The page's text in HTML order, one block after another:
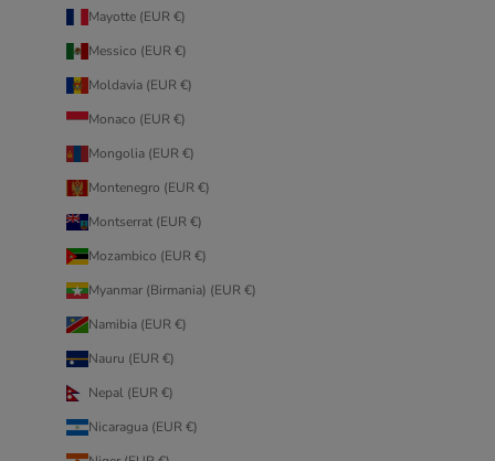
Mayotte (EUR €)
Messico (EUR €)
Moldavia (EUR €)
Monaco (EUR €)
Mongolia (EUR €)
Montenegro (EUR €)
Montserrat (EUR €)
Mozambico (EUR €)
Myanmar (Birmania) (EUR €)
Namibia (EUR €)
Nauru (EUR €)
Nepal (EUR €)
Nicaragua (EUR €)